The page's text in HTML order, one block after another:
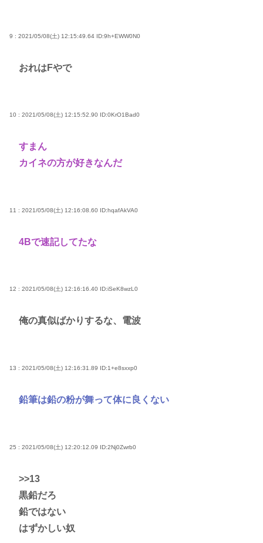
9 : 2021/05/08(土) 12:15:49.64 ID:9h+EWW0N0
おれはFやで
10 : 2021/05/08(土) 12:15:52.90 ID:0KrO1Bad0
すまん
カイネの方が好きなんだ
11 : 2021/05/08(土) 12:16:08.60 ID:hqafAkVA0
4Bで速記してたな
12 : 2021/05/08(土) 12:16:16.40 ID:iSeK8wzL0
俺の真似ばかりするな、電波
13 : 2021/05/08(土) 12:16:31.89 ID:1+e8sxxp0
鉛筆は鉛の粉が舞って体に良くない
25 : 2021/05/08(土) 12:20:12.09 ID:2Nj0Zwrb0
>>13
黒鉛だろ
鉛ではない
はずかしい奴